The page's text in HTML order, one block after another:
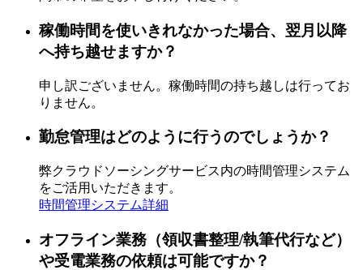
稼働時間を使いきれなかった場合、翌月以降
へ持ち越せますか？
申し訳ございません。稼働時間の持ち越しは行ってお
りません。
勤怠管理はどのように行うのでしょうか？
弊クラウドソーシングサービス内の時間管理システム
をご活用いただきます。
時間管理システム詳細
オフライン業務（領収書整理/執筆代行など）
や受電業務の依頼は可能ですか？